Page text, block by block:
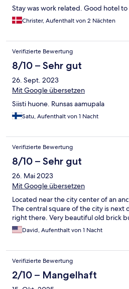
Stay was work related. Good hotel
Christer, Aufenthalt von 2 Nächten
Verifizierte Bewertung
8/10 – Sehr gut
26. Sept. 2023
Mit Google übersetzen
Siisti huone. Runsas aamupala
Satu, Aufenthalt von 1 Nacht
Verifizierte Bewertung
8/10 – Sehr gut
26. Mai 2023
Mit Google übersetzen
Located near the city center of an
The central square of the city is next
right there. Very beautiful old brick
David, Aufenthalt von 1 Nacht
Verifizierte Bewertung
2/10 – Mangelhaft